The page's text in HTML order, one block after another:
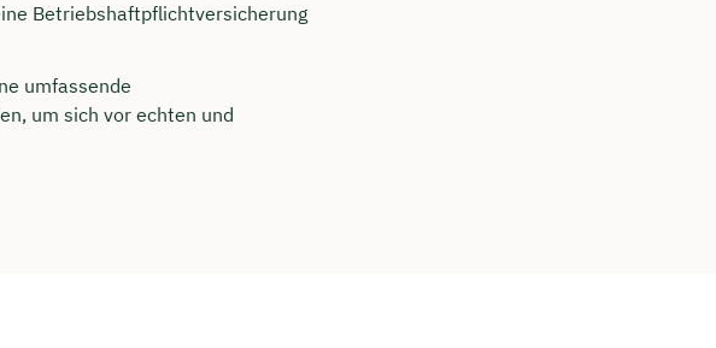
Betriebshaftpflichtversicherung
umfassende
um sich vor echten und